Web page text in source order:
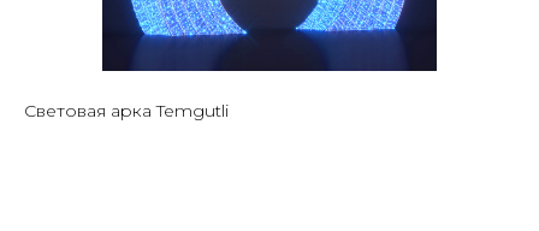
Световая арка Temgutli